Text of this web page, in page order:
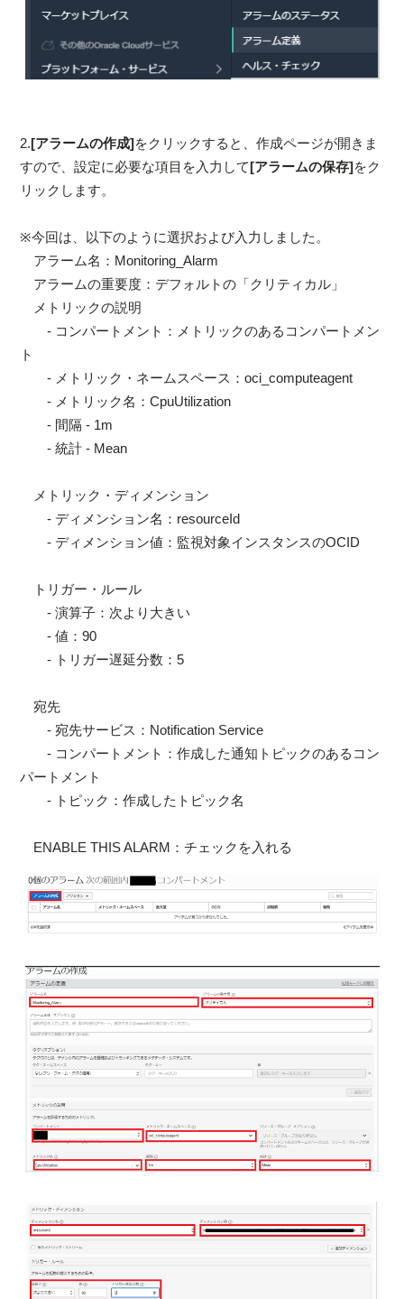
2.[アラームの作成]をクリックすると、作成ページが開きま
すので、設定に必要な項目を入力して[アラームの保存]をク
リックします。
※今回は、以下のように選択および入力しました。
アラーム名：Monitoring_Alarm
アラームの重要度：デフォルトの「クリティカル」
メトリックの説明
- コンパートメント：メトリックのあるコンパートメン
ト
- メトリック・ネームスペース：oci_computeagent
- メトリック名：CpuUtilization
- 間隔 - 1m
- 統計 - Mean
メトリック・ディメンション
- ディメンション名：resourceId
- ディメンション値：監視対象インスタンスのOCID
トリガー・ルール
- 演算子：次より大きい
- 値：90
- トリガー遅延分数：5
宛先
- 宛先サービス：Notification Service
- コンパートメント：作成した通知トピックのあるコン
パートメント
- トピック：作成したトピック名
ENABLE THIS ALARM：チェックを入れる